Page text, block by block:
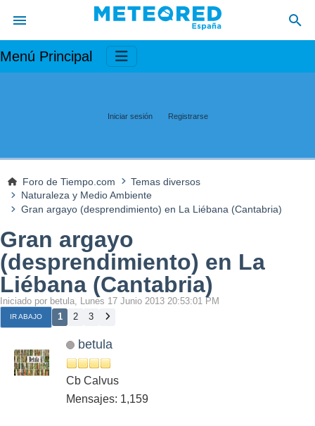
Menú Principal
Iniciar sesión Registrarse
Foro de Tiempo.com
Temas diversos
Naturaleza y Medio Ambiente
Gran argayo (desprendimiento) en La Liébana (Cantabria)
Gran argayo
(desprendimiento) en La
Liébana (Cantabria)
Iniciado por betula, Lunes 17 Junio 2013 20:53:01 PM
IR ABAJO 1 2 3
betula
Cb Calvus
Mensajes: 1,159